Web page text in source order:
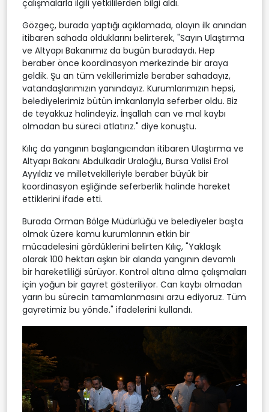
çalışmalarla ilgili yetkililerden bilgi aldı.
Gözgeç, burada yaptığı açıklamada, olayın ilk anından
itibaren sahada olduklarını belirterek, "Sayın Ulaştırma
ve Altyapı Bakanımız da bugün buradaydı. Hep
beraber önce koordinasyon merkezinde bir araya
geldik. Şu an tüm vekillerimizle beraber sahadayız,
vatandaşlarımızın yanındayız. Kurumlarımızın hepsi,
belediyelerimiz bütün imkanlarıyla seferber oldu. Biz
de teyakkuz halindeyiz. İnşallah can ve mal kaybı
olmadan bu süreci atlatırız." diye konuştu.
Kılıç da yangının başlangıcından itibaren Ulaştırma ve
Altyapı Bakanı Abdulkadir Uraloğlu, Bursa Valisi Erol
Ayyıldız ve milletvekilleriyle beraber büyük bir
koordinasyon eşliğinde seferberlik halinde hareket
ettiklerini ifade etti.
Burada Orman Bölge Müdürlüğü ve belediyeler başta
olmak üzere kamu kurumlarının etkin bir
mücadelesini gördüklerini belirten Kılıç, "Yaklaşık
olarak 100 hektarı aşkın bir alanda yangının devamlı
bir hareketliliği sürüyor. Kontrol altına alma çalışmaları
için yoğun bir gayret gösteriliyor. Can kaybı olmadan
yarın bu sürecin tamamlanmasını arzu ediyoruz. Tüm
gayretimiz bu yönde." ifadelerini kullandı.